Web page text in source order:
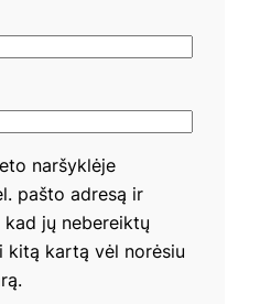
naršyklėje
pašto adresą ir
jų nebereiktų
kitą kartą vėl norėsiu